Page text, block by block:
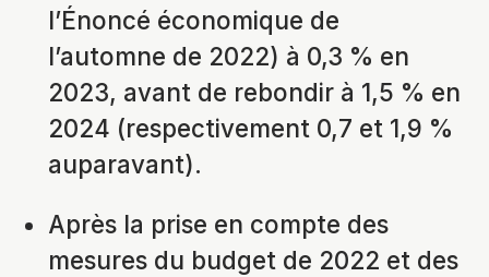
l’Énoncé économique de
l’automne de 2022) à 0,3 % en
2023, avant de rebondir à 1,5 % en
2024 (respectivement 0,7 et 1,9 %
auparavant).
Après la prise en compte des
mesures du budget de 2022 et des